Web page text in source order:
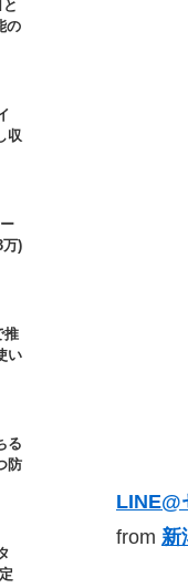
LINE@
from 新
の
収
)
推
い
る
防